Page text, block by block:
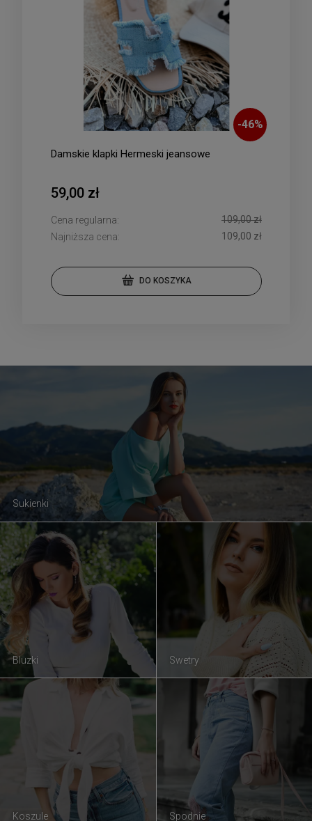
-46%
Damskie klapki Hermeski jeansowe
59,00 zł
Cena regularna:
109,00 zł
Najniższa cena:
109,00 zł
DO KOSZYKA
Sukienki
Bluzki Swetry
Koszule Spodnie